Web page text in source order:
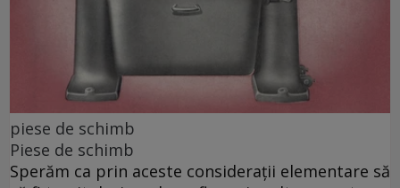
piese de schimb
Piese de schimb
Sperăm ca prin aceste considerații elementare să